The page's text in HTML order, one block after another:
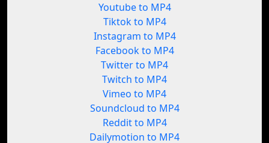
Youtube to MP4
Tiktok to MP4
Instagram to MP4
Facebook to MP4
Twitter to MP4
Twitch to MP4
Vimeo to MP4
Soundcloud to MP4
Reddit to MP4
Dailymotion to MP4